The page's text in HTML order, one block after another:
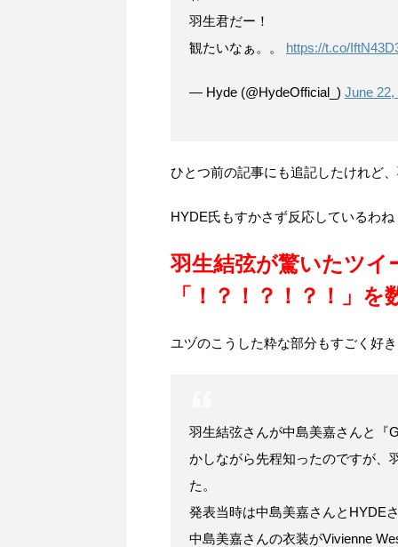
羽生君だー！
観たいなぁ。。 https://t.co/
— Hyde (@HydeOfficial_) June 22,
ひとつ前の記事にも追記したけれど
HYDE氏もすかさず反応しているわね
羽生結弦が驚いたツイ
「！？！？！？！」
ユヅのこうした粋な部分もすごく好
羽生結弦さんが中島美嘉さんと『
かしながら先程知ったのですが、
た。
発表当時は中島美嘉さんとHYDE
中島美嘉さんの衣装がVivienne